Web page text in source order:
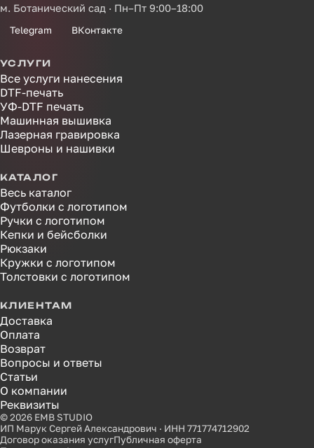
м. Ботанический сад · Пн–Пт 9:00–18:00
Telegram ВКонтакте
УСЛУГИ
Все услуги нанесения
DTF-печать
УФ-DTF печать
Машинная вышивка
Лазерная гравировка
Шевроны и нашивки
КАТАЛОГ
Весь каталог
Футболки с логотипом
Ручки с логотипом
Кепки и бейсболки
Рюкзаки
Кружки с логотипом
Толстовки с логотипом
КЛИЕНТАМ
Доставка
Оплата
Возврат
Вопросы и ответы
Статьи
О компании
Реквизиты
© 2026 EMB STUDIO
ИП Марук Сергей Александрович · ИНН 771774712902
Договор оказания услугПубличная оферта